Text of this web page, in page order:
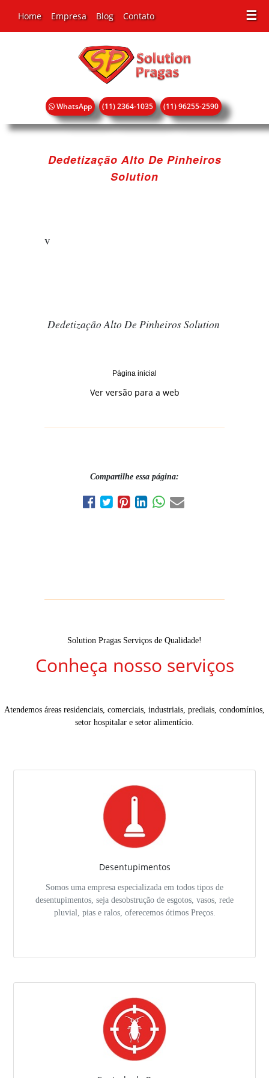
☰
Home Empresa Blog Contato
WhatsApp (11) 2364-1035 (11) 96255-2590
Dedetização Alto De Pinheiros
Solution
v
Dedetização Alto De Pinheiros Solution
Página inicial
Ver versão para a web
Compartilhe essa página:
Solution Pragas Serviços de Qualidade!
Conheça nosso serviços
Atendemos áreas residenciais, comerciais, industriais, prediais, condomínios,
setor hospitalar e setor alimentício.
Desentupimentos
Somos uma empresa especializada em todos tipos de
desentupimentos, seja desobstrução de esgotos, vasos, rede
pluvial, pias e ralos, oferecemos ótimos Preços.